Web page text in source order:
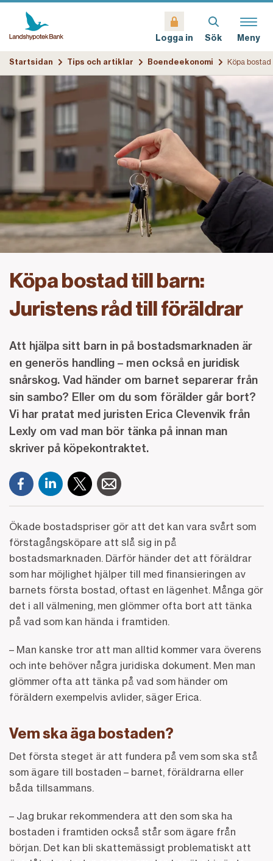
Logga in Sök Meny
Startsidan Tips och artiklar Boendeekonomi
Köpa bostad till barn:
Juristens råd till föräldrar
Att hjälpa sitt barn in på bostadsmarknaden är
en generös handling – men också en juridisk
snårskog. Vad händer om barnet separerar från
sin sambo? Eller om du som förälder går bort?
Vi har pratat med juristen Erica Clevenvik från
Lexly om vad man bör tänka på innan man
skriver på köpekontraktet.
Ökade bostadspriser gör att det kan vara svårt som
förstagångsköpare att slå sig in på
bostadsmarknaden. Därför händer det att föräldrar
som har möjlighet hjälper till med finansieringen av
barnets första bostad, oftast en lägenhet. Många gör
det i all välmening, men glömmer ofta bort att tänka
på vad som kan hända i framtiden.
– Man kanske tror att man alltid kommer vara överens
och inte behöver några juridiska dokument. Men man
glömmer ofta att tänka på vad som händer om
föräldern exempelvis avlider, säger Erica.
Vem ska äga bostaden?
Det första steget är att fundera på vem som ska stå
som ägare till bostaden – barnet, föräldrarna eller
båda tillsammans.
– Jag brukar rekommendera att den som ska ha
bostaden i framtiden också står som ägare från
början. Det kan bli skattemässigt problematiskt att